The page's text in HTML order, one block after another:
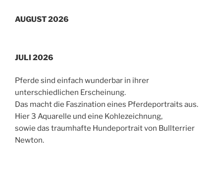
AUGUST 2026
JULI 2026
Pferde sind einfach wunderbar in ihrer
unterschiedlichen Erscheinung.
Das macht die Faszination eines Pferdeportraits aus.
Hier 3 Aquarelle und eine Kohlezeichnung,
sowie das traumhafte Hundeportrait von Bullterrier
Newton.